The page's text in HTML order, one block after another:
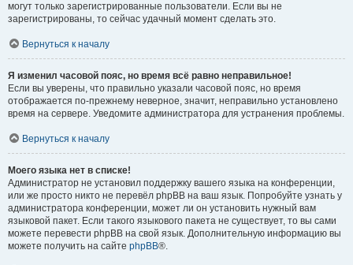
могут только зарегистрированные пользователи. Если вы не
зарегистрированы, то сейчас удачный момент сделать это.
Вернуться к началу
Я изменил часовой пояс, но время всё равно неправильное!
Если вы уверены, что правильно указали часовой пояс, но время
отображается по-прежнему неверное, значит, неправильно установлено
время на сервере. Уведомите администратора для устранения проблемы.
Вернуться к началу
Моего языка нет в списке!
Администратор не установил поддержку вашего языка на конференции,
или же просто никто не перевёл phpBB на ваш язык. Попробуйте узнать у
администратора конференции, может ли он установить нужный вам
языковой пакет. Если такого языкового пакета не существует, то вы сами
можете перевести phpBB на свой язык. Дополнительную информацию вы
можете получить на сайте phpBB®.